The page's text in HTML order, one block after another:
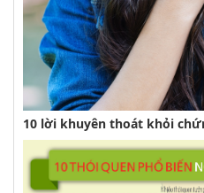
10 lời khuyên thoát khỏi